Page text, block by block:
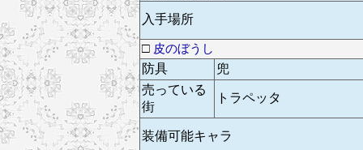
入手場所
□ 皮のぼうし
防具
兜
売っている
街
トラペッタ
装備可能キャラ